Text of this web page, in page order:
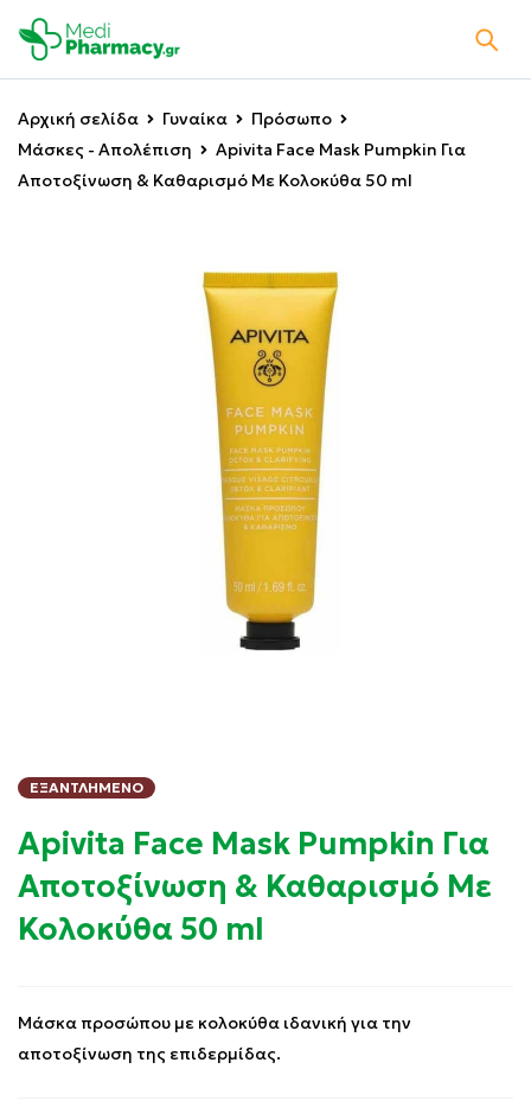
Αρχική σελίδα Γυναίκα
Πρόσωπο
Μάσκες - Απολέπιση
Apivita Face Mask Pumpkin Για
Αποτοξίνωση & Καθαρισμό Με Κολοκύθα 50 ml
ΕΞΑΝΤΛΗΜΈΝΟ
Apivita Face Mask Pumpkin Για
Αποτοξίνωση & Καθαρισμό Με
Κολοκύθα 50 ml
Μάσκα προσώπου με κολοκύθα ιδανική για την
αποτοξίνωση της επιδερμίδας.